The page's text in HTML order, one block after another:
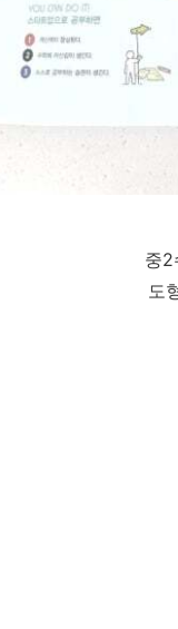
중2
도